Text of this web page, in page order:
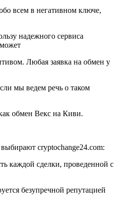
всем в негативном ключе,
надежного сервиса
Любая заявка на обмен у
мы ведем речь о таком
обмен Векс на Киви.
cryptochange24.com:
каждой сделки, проведенной с
безупречной репутацией